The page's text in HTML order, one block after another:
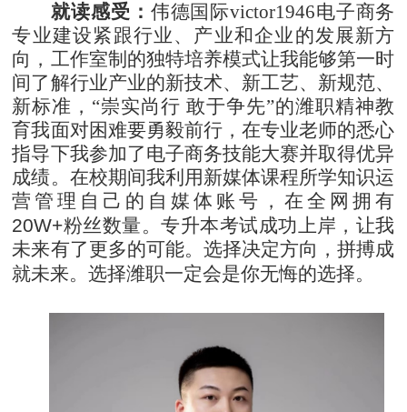
就读感受： 伟德国际victor1946电子商务
专业建设紧跟行业、产业和企业的发展新方
向，工作室制的独特培养模式让我能够第一时
间了解行业产业的新技术、新工艺、新规范、
新标准， “崇实尚行 敢于争先”的潍职精神教
育我面对困难要勇毅前行，在专业老师的悉心
指导下我参加了电子商务技能大赛并取得优异
成绩。在校期间我利用新媒体课程所学知识运
营管理自己的自媒体账号，在全网拥有
20W+粉丝数量。专升本考试成功上岸，让我
未来有了更多的可能。选择决定方向，拼搏成
就未来。选择潍职一定会是你无悔的选择。